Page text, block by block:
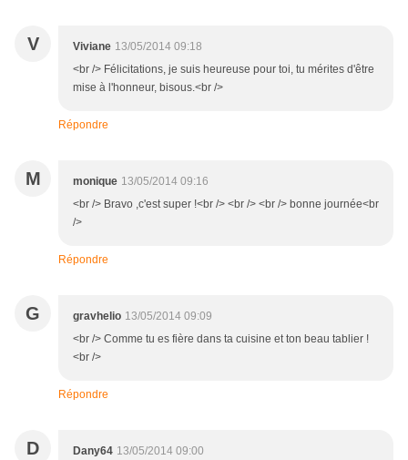
V Viviane 13/05/2014 09:18
<br /> Félicitations, je suis heureuse pour toi, tu mérites d'être
mise à l'honneur, bisous.<br />
Répondre
M monique 13/05/2014 09:16
<br /> Bravo ,c'est super !<br /> <br /> <br /> bonne journée<br
/>
Répondre
G gravhelio 13/05/2014 09:09
<br /> Comme tu es fière dans ta cuisine et ton beau tablier !
<br />
Répondre
D Dany64 13/05/2014 09:00